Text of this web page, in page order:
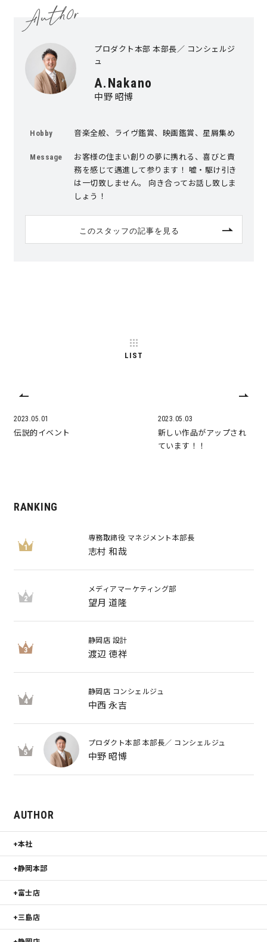
最響の家
Groovin’
nattoku住宅25周年記念モデル
Blue Style
キママプラス
納得リフォームスタジオ nattoku リノベ
会社情報
動画ギャラリー
サイトマップ プライバシーポリシー
プロダクト本部 本部長／ コンシェルジ
ュ
A.Nakano
中野 昭博
Hobby 音楽全般、ライヴ鑑賞、映画鑑賞、星屑集め
Message
お客様の住まい創りの夢に携れる、喜びと責
務を感じて邁進して参ります！ 嘘・駆け引き
は一切致しません。 向き合ってお話し致しま
しょう！
このスタッフの記事を見る
2023.05.01
伝説的イベント
LIST
2023.05.03
新しい作品がアップされ
ています！！
RANKING
1
専務取締役 マネジメント本部長
志村 和哉
2
メディアマーケティング部
望月 道隆
3
静岡店 設計
渡辺 徳祥
4
静岡店 コンシェルジュ
中西 永吉
5
プロダクト本部 本部長／ コンシェルジュ
中野 昭博
AUTHOR
本社
静岡本部
富士店
三島店